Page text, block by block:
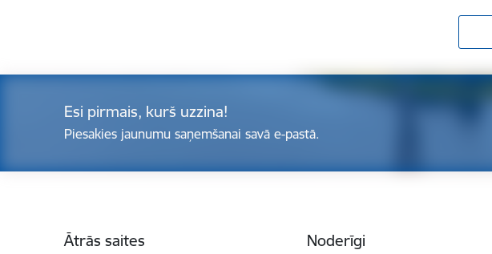
Esi pirmais, kurš uzzina!
Piesakies jaunumu saņemšanai savā e-pastā.
Ātrās saites Noderīgi